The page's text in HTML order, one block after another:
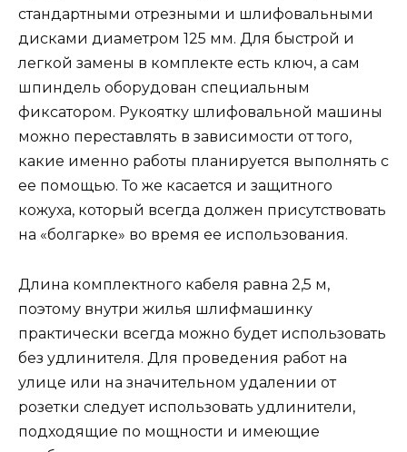
стандартными отрезными и шлифовальными
дисками диаметром 125 мм. Для быстрой и
легкой замены в комплекте есть ключ, а сам
шпиндель оборудован специальным
фиксатором. Рукоятку шлифовальной машины
можно переставлять в зависимости от того,
какие именно работы планируется выполнять с
ее помощью. То же касается и защитного
кожуха, который всегда должен присутствовать
на «болгарке» во время ее использования.
Длина комплектного кабеля равна 2,5 м,
поэтому внутри жилья шлифмашинку
практически всегда можно будет использовать
без удлинителя. Для проведения работ на
улице или на значительном удалении от
розетки следует использовать удлинители,
подходящие по мощности и имеющие